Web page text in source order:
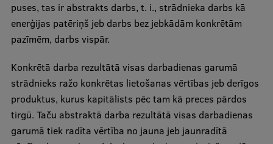
puses, tas ir abstrakts darbs, t. i., strādnieka darbs kā
enerģijas patēriņš jeb darbs bez jebkādām konkrētām
pazīmēm, darbs vispār.
Konkrētā darba rezultātā visas darbadienas garumā
strādnieks ražo konkrētas lietošanas vērtības jeb derīgos
produktus, kurus kapitālists pēc tam kā preces pārdos
tirgū. Taču abstraktā darba rezultātā visas darbadienas
garumā tiek radīta vērtība no jauna jeb jaunradītā